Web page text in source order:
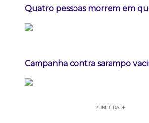
Quatro pessoas morrem em
Campanha contra sarampo
PUBLICIDADE